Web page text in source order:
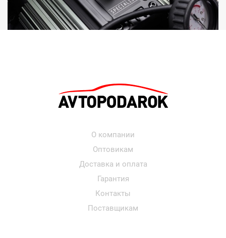
О компании
Оптовикам
Доставка и оплата
Гарантия
Контакты
Поставщикам